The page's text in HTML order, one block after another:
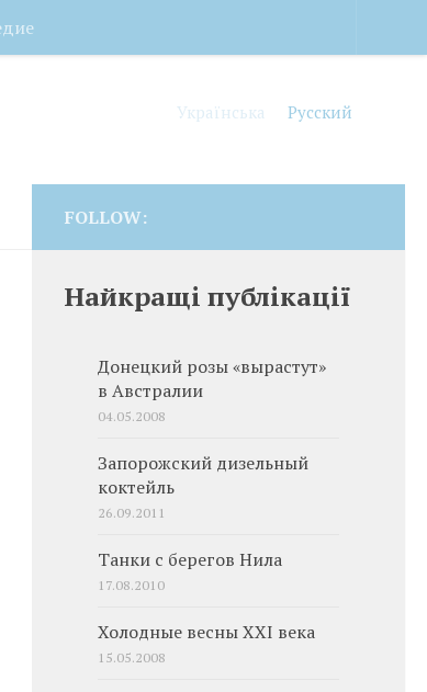
Українська Русский
FOLLOW:
Найкращі публікації
Донецкий розы «вырастут»
в Австралии
04.05.2008
Запорожский дизельный
коктейль
26.09.2011
Танки с берегов Нила
17.08.2010
Холодные весны ХХІ века
15.05.2008